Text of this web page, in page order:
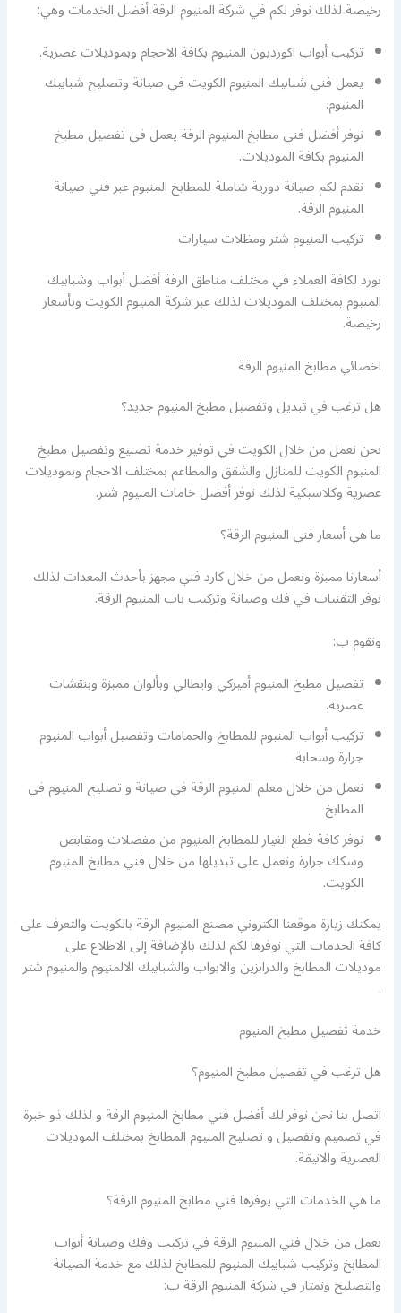
رخيصة لذلك نوفر لكم في شركة المنيوم الرقة أفضل الخدمات وهي:
تركيب أبواب اكورديون المنيوم بكافة الاحجام وبموديلات عصرية.
يعمل فني شبابيك المنيوم الكويت في صيانة وتصليح شبابيك
المنيوم.
نوفر أفضل فني مطابخ المنيوم الرقة يعمل في تفصيل مطبخ
المنيوم بكافة الموديلات.
نقدم لكم صيانة دورية شاملة للمطابخ المنيوم عبر فني صيانة
المنيوم الرقة.
تركيب المنيوم شتر ومظلات سيارات
نورد لكافة العملاء في مختلف مناطق الرقة أفضل أبواب وشبابيك
المنيوم بمختلف الموديلات لذلك عبر شركة المنيوم الكويت وبأسعار
رخيصة.
اخصائي مطابخ المنيوم الرقة
هل ترغب في تبديل وتفصيل مطبخ المنيوم جديد؟
نحن نعمل من خلال الكويت في توفير خدمة تصنيع وتفصيل مطبخ
المنيوم الكويت للمنازل والشقق والمطاعم بمختلف الاحجام وبموديلات
عصرية وكلاسيكية لذلك نوفر أفضل خامات المنيوم شتر.
ما هي أسعار فني المنيوم الرقة؟
أسعارنا مميزة ونعمل من خلال كارد فني مجهز بأحدث المعدات لذلك
نوفر التقنيات في فك وصيانة وتركيب باب المنيوم الرقة.
ونقوم ب:
تفصيل مطبخ المنيوم أميركي وايطالي وبألوان مميزة وبنقشات
عصرية.
تركيب أبواب المنيوم للمطابخ والحمامات وتفصيل أبواب المنيوم
جرارة وسحابة.
نعمل من خلال معلم المنيوم الرقة في صيانة و تصليح المنيوم في
المطابخ
نوفر كافة قطع الغيار للمطابخ المنيوم من مفصلات ومقابض
وسكك جرارة ونعمل على تبديلها من خلال فني مطابخ المنيوم
الكويت.
يمكنك زيارة موقعنا الكتروني مصنع المنيوم الرقة بالكويت والتعرف على
كافة الخدمات التي نوفرها لكم لذلك بالإضافة إلى الاطلاع على
موديلات المطابخ والدرابزين والابواب والشبابيك الالمنيوم والمنيوم شتر
.
خدمة تفصيل مطبخ المنيوم
هل ترغب في تفصيل مطبخ المنيوم؟
اتصل بنا نحن نوفر لك أفضل فني مطابخ المنيوم الرقة و لذلك ذو خبرة
في تصميم وتفصيل و تصليح المنيوم المطابخ بمختلف الموديلات
العصرية والانيقة.
ما هي الخدمات التي يوفرها فني مطابخ المنيوم الرقة؟
نعمل من خلال فني المنيوم الرقة في تركيب وفك وصيانة أبواب
المطابخ وتركيب شبابيك المنيوم للمطابخ لذلك مع خدمة الصيانة
والتصليح ونمتاز في شركة المنيوم الرقة ب: